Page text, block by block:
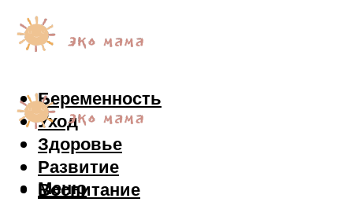
Беременность
Уход
Здоровье
Развитие
Воспитание
Меню